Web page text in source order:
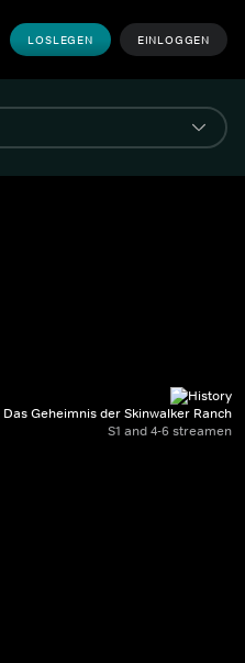
LOSLEGEN EINLOGGEN
Das Geheimnis der Skinwalker Ranch
S1 and 4-6 streamen